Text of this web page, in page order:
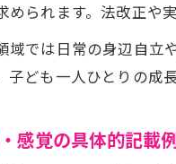
められます。法改正や
域では日常の身辺自立
ども一人ひとりの成
感覚の具体的記載